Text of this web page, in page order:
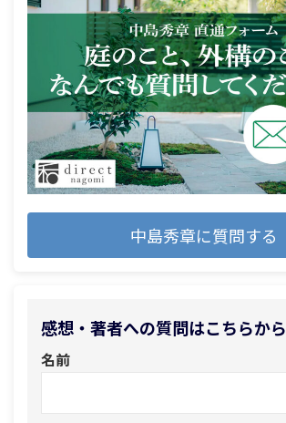
中島秀章に質問する
感想・著者への質問はこちらから
名前